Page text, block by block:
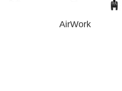
AirWork